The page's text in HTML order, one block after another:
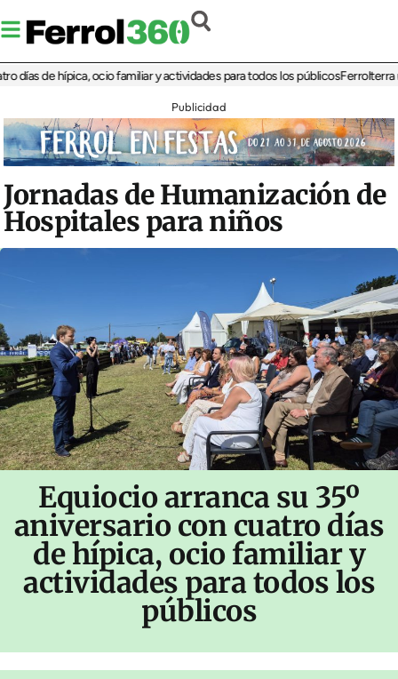
de hípica, ocio familiar y actividades para todos los públicosFerrolterra
Publicidad
Jornadas de Humanización de
Hospitales para niños
Equiocio arranca su 35º
aniversario con cuatro días
de hípica, ocio familiar y
actividades para todos los
públicos